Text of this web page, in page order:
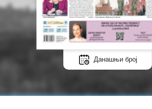
Данашњи број